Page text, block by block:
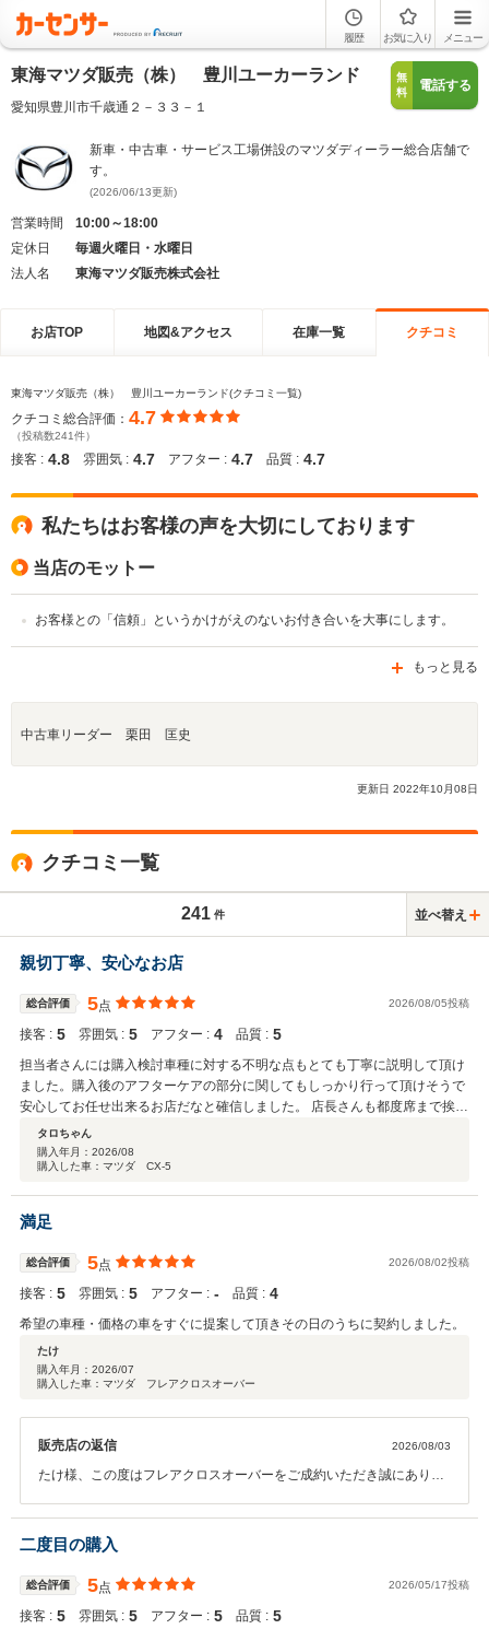
履歴 お気に入り メニュー
東海マツダ販売（株） 豊川ユーカーランド
愛知県豊川市千歳通２－３３－１
無
料
電話する
新車・中古車・サービス工場併設のマツダディーラー総合店舗で
す。
(2026/06/13更新)
営業時間
10:00～18:00
定休日
毎週火曜日・水曜日
法人名
東海マツダ販売株式会社
お店TOP 地図&アクセス 在庫一覧 クチコミ
東海マツダ販売（株） 豊川ユーカーランド(クチコミ一覧)
クチコミ総合評価： 4.7
（投稿数241件）
接客 : 4.8 雰囲気 : 4.7 アフター : 4.7 品質 : 4.7
私たちはお客様の声を大切にしております
当店のモットー
お客様との「信頼」というかけがえのないお付き合いを大事にします。
もっと見る
中古車リーダー 栗田 匡史
更新日 2022年10月08日
クチコミ一覧
241 件 並べ替え
親切丁寧、安心なお店
総合評価 5点 2026/08/05投稿
接客 : 5 雰囲気 : 5 アフター : 4 品質 : 5
担当者さんには購入検討車種に対する不明な点もとても丁寧に説明して頂け
ました。購入後のアフターケアの部分に関してもしっかり行って頂けそうで
安心してお任せ出来るお店だなと確信しました。 店長さんも都度席まで挨拶
に来て頂いたり、飲み物に関する女性の方の接客など、とても丁寧だなと感
じました。 この度２度目の購入となりましたが、「ご縁」と言った部分もと
ても大切にして頂き非常に感激いたしました。
タロちゃん
購入年月： 2026/08
購入した車：マツダ CX-5
満足
総合評価 5点 2026/08/02投稿
接客 : 5 雰囲気 : 5 アフター : ‐ 品質 : 4
希望の車種・価格の車をすぐに提案して頂きその日のうちに契約しました。
たけ
購入年月： 2026/07
購入した車：マツダ フレアクロスオーバー
販売店の返信 2026/08/03
たけ様、この度はフレアクロスオーバーをご成約いただき誠にありが
し上げます。迷っているうちに他の方に買われてしまった・・・とい
うのも残念ですので、良い車を見つけたタイミングですぐにご決断い
ただく事は中古車の場合はとても大事な事です。後は気持ちよく乗っ
ていただけるように店舗スタッフ全員でサポートしますので今後のご
利用も是非よろしくお願いいたします。東海マツダ 豊川店 スタッ
フ一同
二度目の購入
総合評価 5点 2026/05/17投稿
接客 : 5 雰囲気 : 5 アフター : 5 品質 : 5